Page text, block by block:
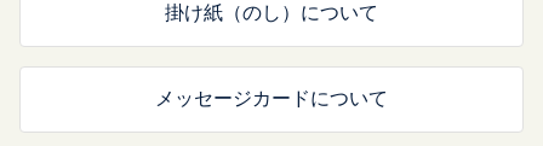
掛け紙（のし）について
メッセージカードについて